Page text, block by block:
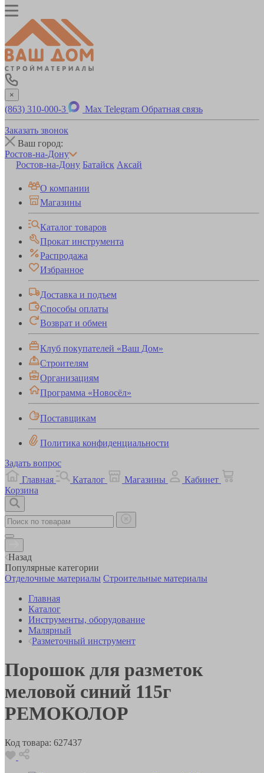
×
(863) 310-000-3 Max Telegram Обратная связь
Заказать звонок
Ваш город:
Ростов-на-Дону
Ростов-на-Дону Батайск Аксай
О компании
Магазины
Каталог товаров
Прокат инструмента
Распродажа
Избранное
Доставка и подъем
Способы оплаты
Возврат и обмен
Клуб покупателей «Ваш Дом»
Строителям
Организациям
Программа «Новосёл»
Поставщикам
Политика конфиденциальности
Задать вопрос
Главная
Каталог Магазины
Кабинет
Корзина
Назад
Популярные категории
Отделочные материалы Строительные материалы
Главная
Каталог
Инструменты, оборудование
Малярный
Разметочный инструмент
Порошок для разметок
меловой синий 115г
РЕМОКОЛОР
Код товара: 627437